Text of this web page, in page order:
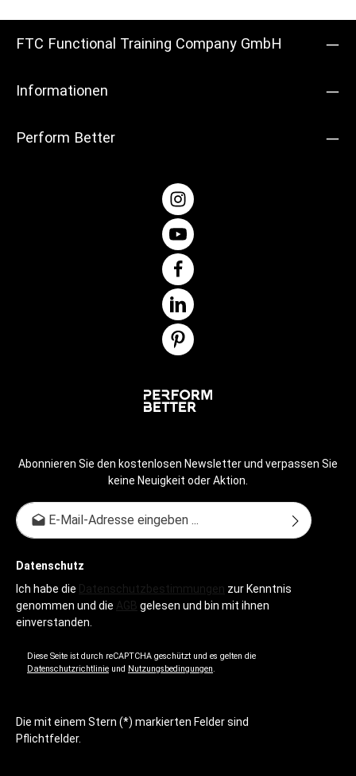
FTC Functional Training Company GmbH
Informationen
Perform Better
Abonnieren Sie den kostenlosen Newsletter und verpassen Sie
keine Neuigkeit oder Aktion.
Datenschutz
Ich habe die Datenschutzbestimmungen zur Kenntnis
genommen und die AGB gelesen und bin mit ihnen
einverstanden.
Diese Seite ist durch reCAPTCHA geschützt und es gelten die
Datenschutzrichtlinie und Nutzungsbedingungen.
Die mit einem Stern (*) markierten Felder sind
Pflichtfelder.